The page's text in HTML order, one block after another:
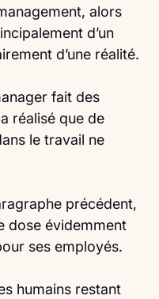
alors
d’un
d’une réalité.
fait des
réalisé que de
le travail ne
précédent,
dose évidemment
ses employés.
humains restant